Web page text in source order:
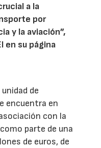
a la
por
y la aviación”,
en su página
de
encuentra en
con la
parte de una
de euros, de